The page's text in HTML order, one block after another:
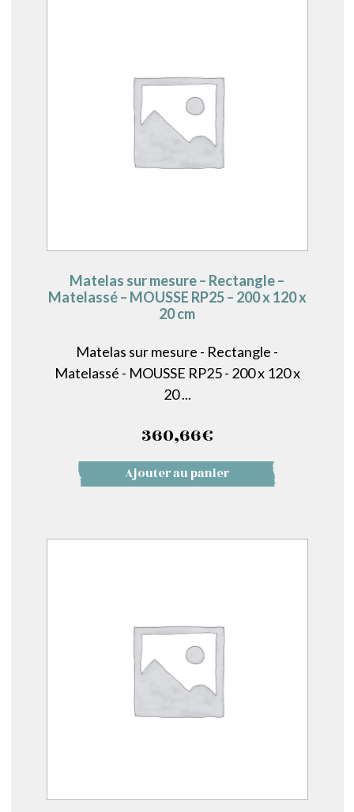
Matelas sur mesure – Rectangle –
Matelassé – MOUSSE RP25 – 200 x 120 x
20 cm
Matelas sur mesure - Rectangle -
Matelassé - MOUSSE RP25 - 200 x 120 x
20 ...
360,66€
Ajouter au panier